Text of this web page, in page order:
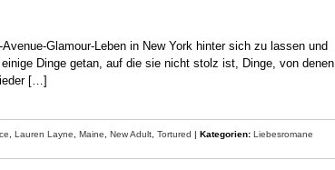
Glamour-Leben in New York hinter sich zu lassen und
Dinge getan, auf die sie nicht stolz ist, Dinge, von denen
[…]
Lauren Layne Maine New Adult Tortured | Kategorien: Liebesromane